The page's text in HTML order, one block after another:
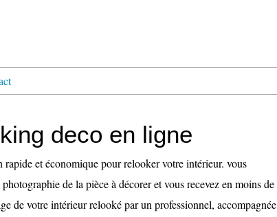
deco en ligne
rapide et économique pour relooker votre intérieur. vous
photographie de la pièce à décorer et vous recevez en moins de
de votre intérieur relooké par un professionnel, accompagnée